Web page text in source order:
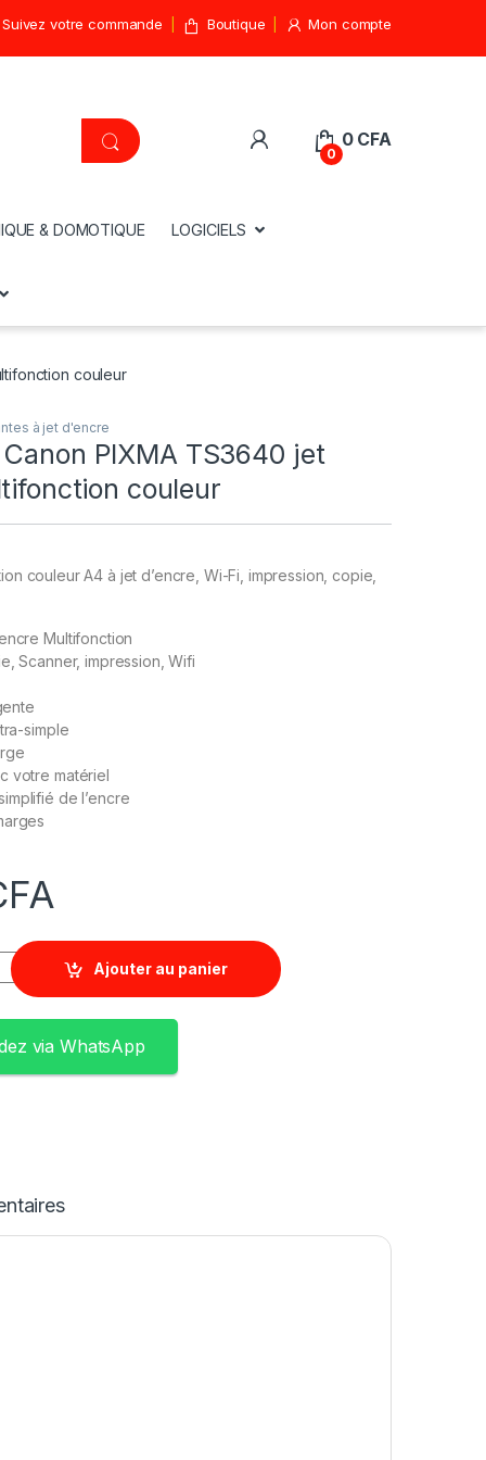
Suivez votre commande Boutique Mon compte
0
0 CFA
& DOMOTIQUE LOGICIELS
couleur
à jet d'encre
PIXMA TS3640 jet
couleur
couleur A4 à jet d’encre, Wi-Fi, impression, copie,
Multifonction
Scanner, impression, Wifi
simple
votre matériel
de l’encre
Ajouter au panier
via WhatsApp